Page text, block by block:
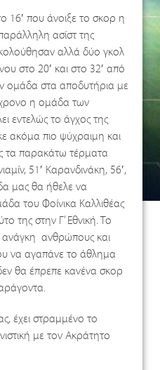
16′ που άνοιξε το σκορ η
ασίστ της
αλλά δύο γκολ
στο 20′ και στο 32′ από
ομάδα στα αποδυτήρια με
η ομάδα των
εντελώς το άγχος της
ακόμα πιο ψύχραιμη και
τα παρακάτω τέρματα
51′ Καρανδινάκη, 56′,
μας θα ήθελε να
του Φοίνικα Καλλιθέας
της στην Γ’ Εθνική. Το
ανάγκη ανθρώπους και
να αγαπάνε το άθλημα
θα έπρεπε κανένα σκορ
έχει στραμμένο το
με τον Ακράτητο